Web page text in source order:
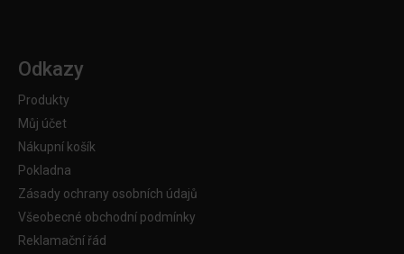
Odkazy
Produkty
Můj účet
Nákupní košík
Pokladna
Zásady ochrany osobních údajů
Všeobecné obchodní podmínky
Reklamační řád